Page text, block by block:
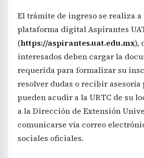
El trámite de ingreso se realiza a
plataforma digital Aspirantes
(https://aspirantes.uat.edu.mx),
interesados deben cargar la
requerida para formalizar su
resolver dudas o recibir asesoría
pueden acudir a la URTC de su
a la Dirección de Extensión
comunicarse vía correo
sociales oficiales.